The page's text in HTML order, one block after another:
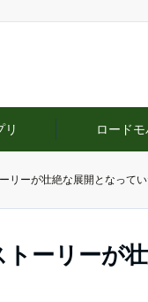
リ ロード
リーが壮絶な展開となってい
ーリーが